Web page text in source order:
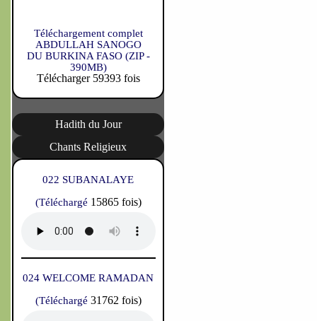
Téléchargement complet
ABDULLAH SANOGO
DU BURKINA FASO (ZIP -
390MB)
Télécharger 59393 fois
Hadith du Jour
Chants Religieux
022 SUBANALAYE
(Téléchargé 15865 fois)
024 WELCOME RAMADAN
(Téléchargé 31762 fois)